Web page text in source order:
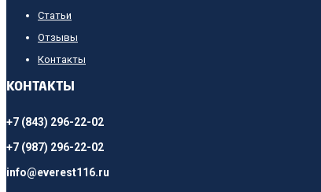
Cтатьи
Отзывы
Контакты
КОНТАКТЫ
+7 (843) 296-22-02
+7 (987) 296-22-02
info@everest116.ru